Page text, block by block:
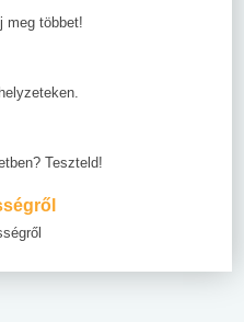
meg többet!
Teszteld!